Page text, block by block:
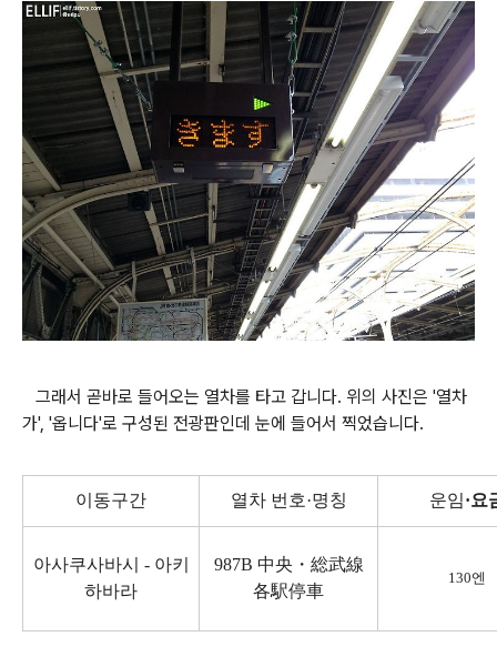
그래서 곧바로 들어오는 열차를 타고 갑니다. 위의 사진은 '열차
가', '옵니다'로 구성된 전광판인데 눈에 들어서 찍었습니다.
이동구간 열차 번호·명칭 운임·요
아사쿠사바시 - 아키
하바라
987B 中央・総武線
各駅停車
130엔